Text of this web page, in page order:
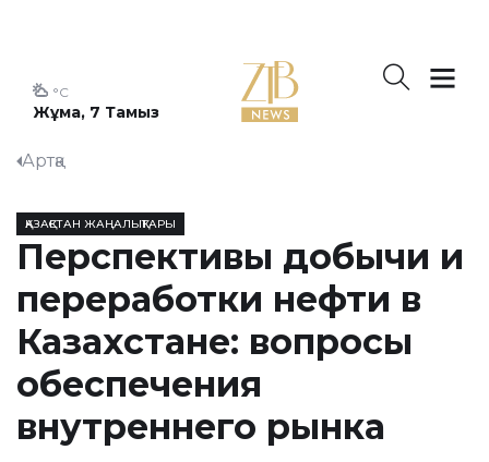
Жұма, 7 Тамыз
°C
Артқа
ҚАЗАҚСТАН ЖАҢАЛЫҚТАРЫ
Перспективы добычи и
переработки нефти в
Казахстане: вопросы
обеспечения
внутреннего рынка